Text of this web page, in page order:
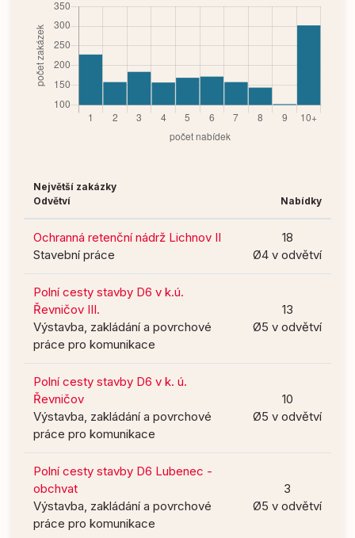
Největší zakázky
Odvětví
Nabídky
Ochranná retenční nádrž Lichnov II
Stavební práce
18
Ø4 v odvětví
Polní cesty stavby D6 v k.ú.
Řevničov III.
Výstavba, zakládání a povrchové
práce pro komunikace
13
Ø5 v odvětví
Polní cesty stavby D6 v k. ú.
Řevničov
Výstavba, zakládání a povrchové
práce pro komunikace
10
Ø5 v odvětví
Polní cesty stavby D6 Lubenec -
obchvat
Výstavba, zakládání a povrchové
práce pro komunikace
3
Ø5 v odvětví